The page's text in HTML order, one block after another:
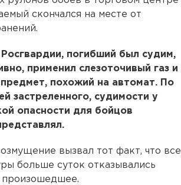
скончался на месте от
погибший был судим,
применил слезоточивый газ и
похожий на автомат. По
застреленного, судимости у
опасности для бойцов
вызвал тот факт, что все
больше суток отказывались
произошедшее.